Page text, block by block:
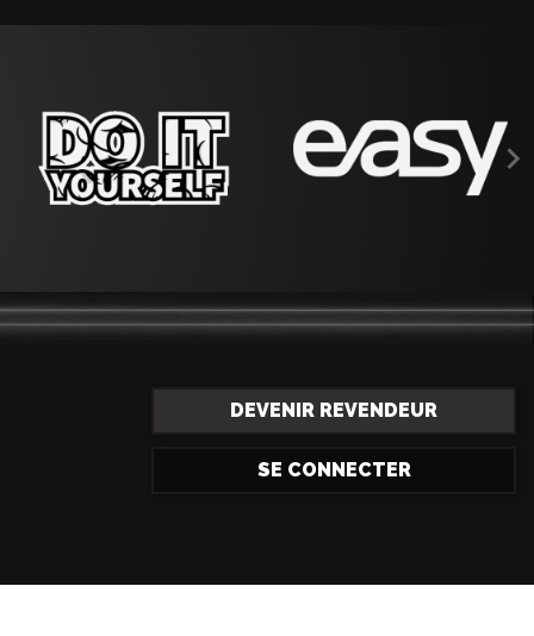

DEVENIR REVENDEUR
SE CONNECTER